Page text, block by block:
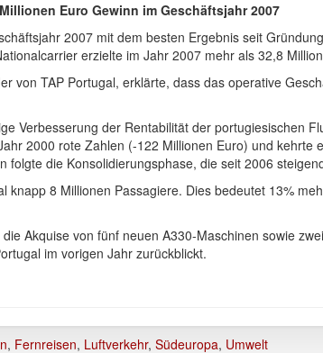
Euro Gewinn im Geschäftsjahr 2007
2007 mit dem besten Ergebnis seit
erzielte im Jahr 2007 mehr als 32,8
von TAP Portugal, erklärte, dass das operative
Verbesserung der Rentabilität der portugiesischen
2000 rote Zahlen (-122 Millionen Euro) und kehrte
folgte die Konsolidierungsphase, die seit 2006
knapp 8 Millionen Passagiere. Dies bedeutet 13%
Akquise von fünf neuen A330-Maschinen sowie
im vorigen Jahr zurückblickt.
, Fernreisen, Luftverkehr, Südeuropa, Umwelt